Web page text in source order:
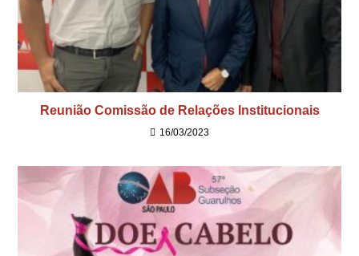
Reunião Comissão de Relações Institucionais
16/03/2023